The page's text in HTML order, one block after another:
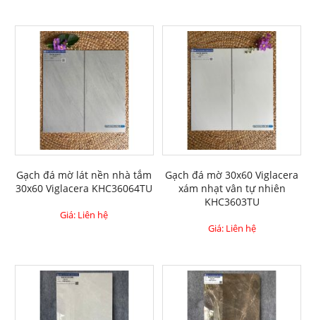
Gạch đá mờ lát nền nhà tắm
30x60 Viglacera KHC36064TU
Giá: Liên hệ
Gạch đá mờ 30x60 Viglacera
xám nhạt vân tự nhiên
KHC3603TU
Giá: Liên hệ